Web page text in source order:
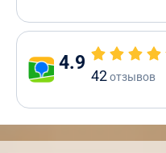
4.9
42отзывов